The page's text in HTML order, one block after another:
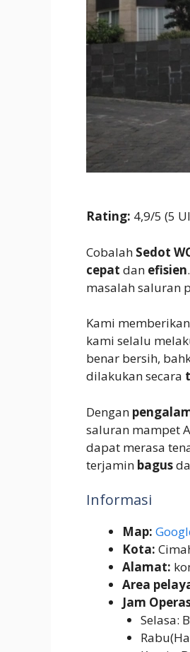
Rating: 4,9/5 (5
Cobalah Sedot
cepat dan efisien
masalah saluran
Kami
kami selalu
benar bersih,
dilakukan secara
Dengan
saluran mampet
dapat merasa
terjamin bagus
Informasi
Map:
Kota:
Alamat:
Area
Jam
Selasa: